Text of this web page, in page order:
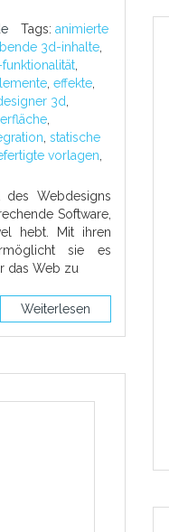
Tags: animierte
3d-inhalte,
,
, effekte,
3d
,
statische
vorlagen
des Webdesigns
Software,
hebt. Mit ihren
sie es
das Web zu
Weiterlesen